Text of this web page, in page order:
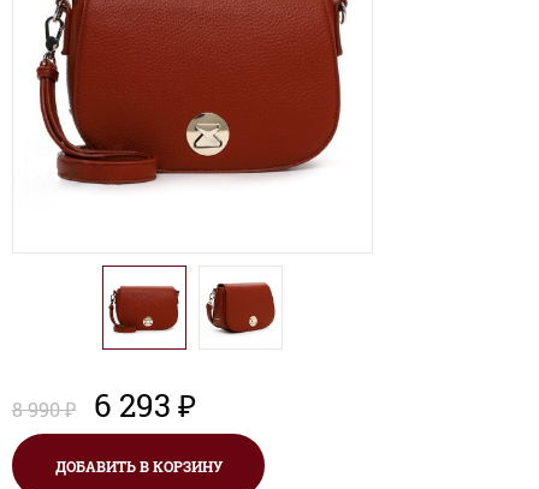
8 990 ₽ 6 293 ₽
ДОБАВИТЬ В КОРЗИНУ